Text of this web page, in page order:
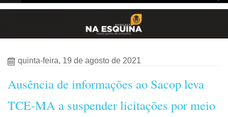
quinta-feira, 19 de agosto de 2021
Ausência de informações ao Sacop leva
TCE-MA a suspender licitações por meio